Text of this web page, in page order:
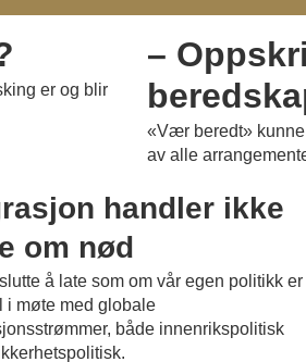
er og blir
–
«Vær beredt»
av alle
handler ikke
om nød
å late som om vår egen politikk er
i møte med globale
både innenrikspolitisk